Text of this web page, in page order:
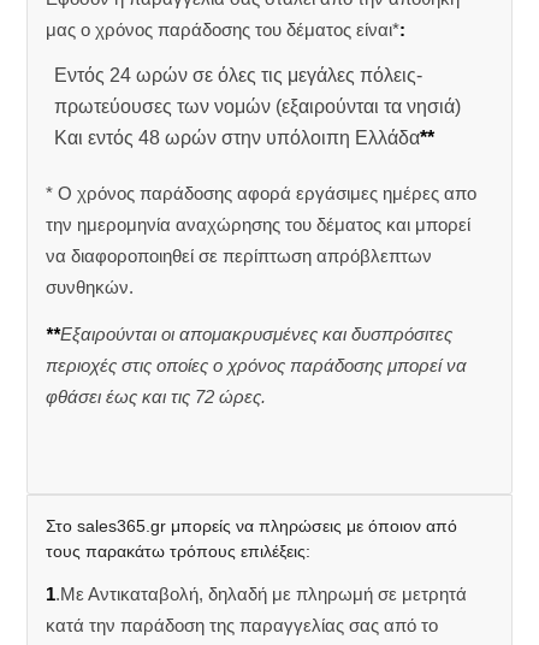
μας ο χρόνος παράδοσης του δέματος είναι*:
Εντός 24 ωρών σε όλες τις μεγάλες πόλεις-
πρωτεύουσες των νομών (εξαιρούνται τα νησιά)
Και εντός 48 ωρών στην υπόλοιπη Ελλάδα**
* Ο χρόνος παράδοσης αφορά εργάσιμες ημέρες απο
την ημερομηνία αναχώρησης του δέματος και μπορεί
να διαφοροποιηθεί σε περίπτωση απρόβλεπτων
συνθηκών.
**Εξαιρούνται οι απομακρυσμένες και δυσπρόσιτες
περιοχές στις οποίες ο χρόνος παράδοσης μπορεί να
φθάσει έως και τις 72 ώρες.
Στο sales365.gr μπορείς να πληρώσεις με όποιον από
τους παρακάτω τρόπους επιλέξεις:
1.Με Αντικαταβολή, δηλαδή με πληρωμή σε μετρητά
κατά την παράδοση της παραγγελίας σας από το